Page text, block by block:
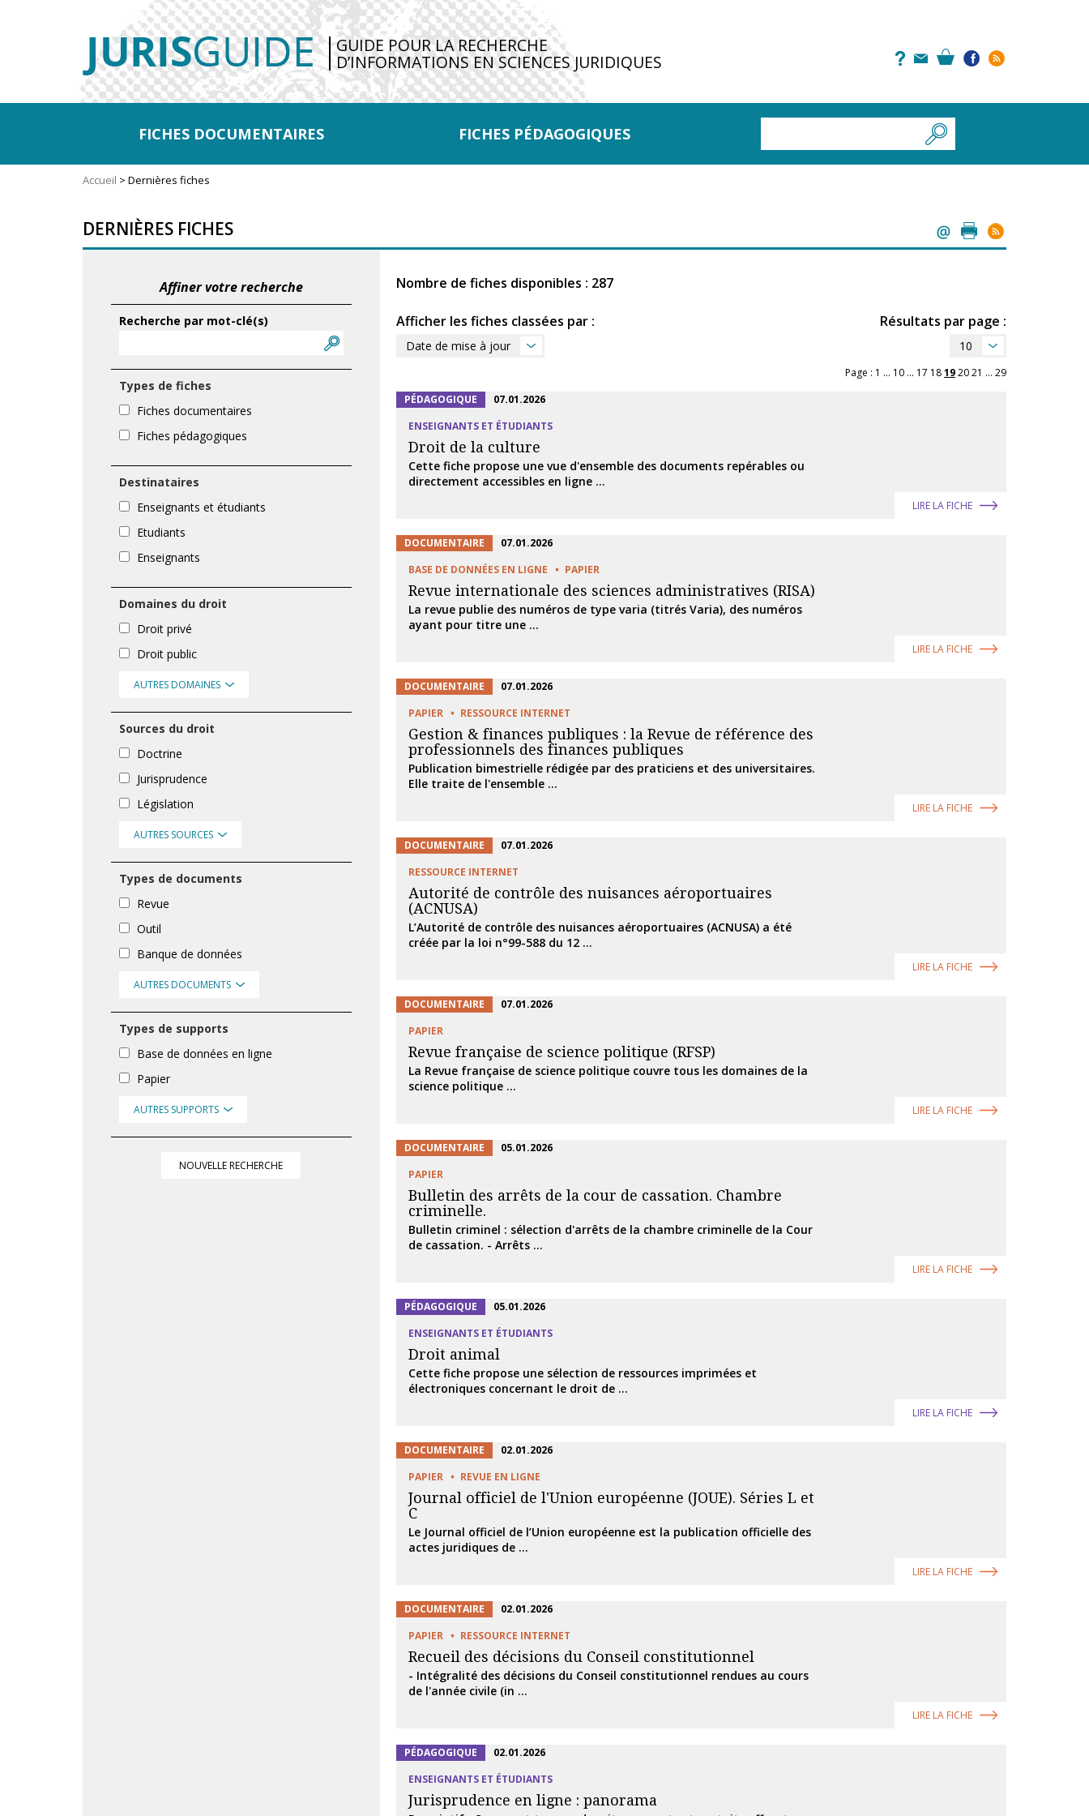
GUIDE POUR LA RECHERCHE
D’INFORMATIONS EN SCIENCES JURIDIQUES
FICHES DOCUMENTAIRES FICHES PÉDAGOGIQUES
Accueil > Dernières fiches
DERNIÈRES FICHES
Affiner votre recherche
Recherche par mot-clé(s)
Types de fiches
Fiches documentaires
Fiches pédagogiques
Destinataires
Enseignants et étudiants
Etudiants
Enseignants
Domaines du droit
Droit privé
Droit public
AUTRES DOMAINES
Sources du droit
Doctrine
Jurisprudence
Législation
AUTRES SOURCES
Types de documents
Revue
Outil
Banque de données
AUTRES DOCUMENTS
Types de supports
Base de données en ligne
Papier
AUTRES SUPPORTS
NOUVELLE RECHERCHE
Nombre de fiches disponibles : 287
Afficher les fiches classées par :
Date de mise à jour
Résultats par page :
10
Page : 1 ... 10 ... 17 18192021 ... 29
PÉDAGOGIQUE
07.01.2026
ENSEIGNANTS ET ÉTUDIANTS
Droit de la culture
Cette fiche propose une vue d'ensemble des documents repérables ou
directement accessibles en ligne ...
LIRE LA FICHE
DOCUMENTAIRE
07.01.2026
BASE DE DONNÉES EN LIGNE
PAPIER
Revue internationale des sciences administratives (RISA)
La revue publie des numéros de type varia (titrés Varia), des numéros
ayant pour titre une ...
LIRE LA FICHE
DOCUMENTAIRE
07.01.2026
PAPIER
RESSOURCE INTERNET
Gestion & finances publiques : la Revue de référence des
professionnels des finances publiques
Publication bimestrielle rédigée par des praticiens et des universitaires.
Elle traite de l'ensemble ...
LIRE LA FICHE
DOCUMENTAIRE
07.01.2026
RESSOURCE INTERNET
Autorité de contrôle des nuisances aéroportuaires
(ACNUSA)
L’Autorité de contrôle des nuisances aéroportuaires (ACNUSA) a été
créée par la loi n°99-588 du 12 ...
LIRE LA FICHE
DOCUMENTAIRE
07.01.2026
PAPIER
Revue française de science politique (RFSP)
La Revue française de science politique couvre tous les domaines de la
science politique ...
LIRE LA FICHE
DOCUMENTAIRE
05.01.2026
PAPIER
Bulletin des arrêts de la cour de cassation. Chambre
criminelle.
Bulletin criminel : sélection d'arrêts de la chambre criminelle de la Cour
de cassation. - Arrêts ...
LIRE LA FICHE
PÉDAGOGIQUE
05.01.2026
ENSEIGNANTS ET ÉTUDIANTS
Droit animal
Cette fiche propose une sélection de ressources imprimées et
électroniques concernant le droit de ...
LIRE LA FICHE
DOCUMENTAIRE
02.01.2026
PAPIER
REVUE EN LIGNE
Journal officiel de l'Union européenne (JOUE). Séries L et
C
Le Journal officiel de l’Union européenne est la publication officielle des
actes juridiques de ...
LIRE LA FICHE
DOCUMENTAIRE
02.01.2026
PAPIER
RESSOURCE INTERNET
Recueil des décisions du Conseil constitutionnel
- Intégralité des décisions du Conseil constitutionnel rendues au cours
de l'année civile (in ...
LIRE LA FICHE
PÉDAGOGIQUE
02.01.2026
ENSEIGNANTS ET ÉTUDIANTS
Jurisprudence en ligne : panorama